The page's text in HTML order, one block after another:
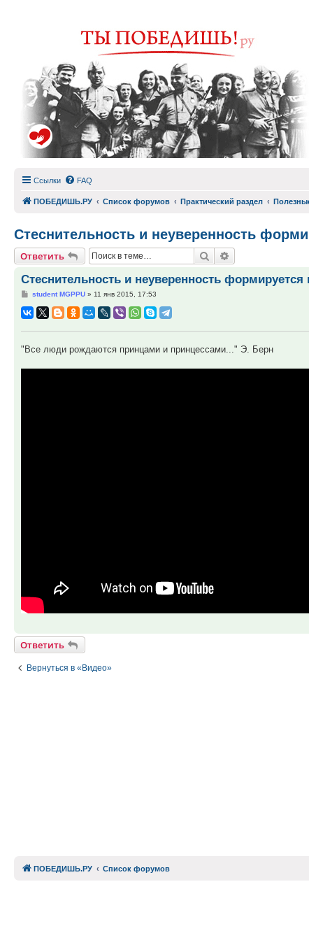
Ссылки FAQ
ПОБЕДИШЬ.РУ Список форумов Практический раздел
Стеснительность и неуверенность
Ответить Поиск
Стеснительность и неуверенность формируется
Сообщение
student MGPPU» 11 янв 2015, 17:53
"Все люди рождаются принцами и принцессами..." Э. Берн
Ответить
Вернуться в «Видео»
ПОБЕДИШЬ.РУ Список форумов